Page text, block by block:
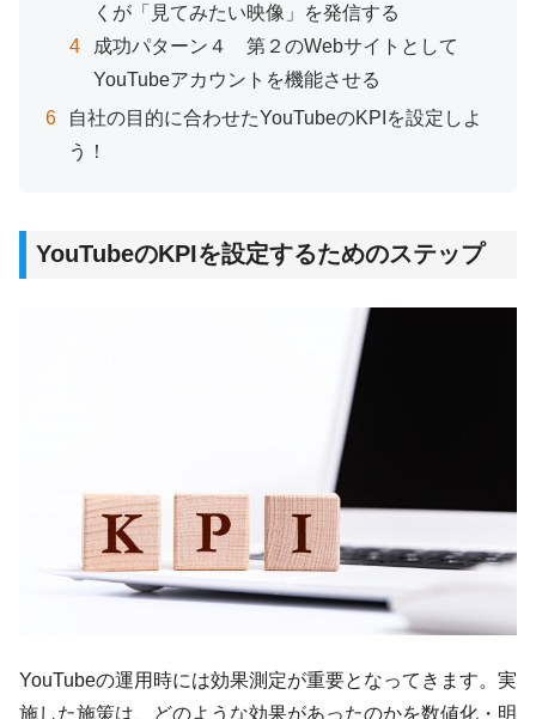
くが「見てみたい映像」を発信する
成功パターン４ 第２のWebサイトとして
YouTubeアカウントを機能させる
自社の目的に合わせたYouTubeのKPIを設定しよ
う！
YouTubeのKPIを設定するためのステップ
YouTubeの運用時には効果測定が重要となってきます。実
施した施策は、どのような効果があったのかを数値化・明